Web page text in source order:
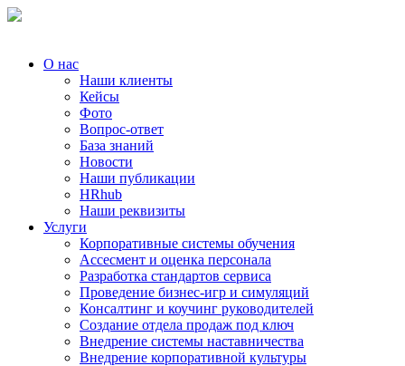
О нас
Наши клиенты
Кейсы
Фото
Вопрос-ответ
База знаний
Новости
Наши публикации
HRhub
Наши реквизиты
Услуги
Корпоративные системы обучения
Ассесмент и оценка персонала
Разработка стандартов сервиса
Проведение бизнес-игр и симуляций
Консалтинг и коучинг руководителей
Создание отдела продаж под ключ
Внедрение системы наставничества
Внедрение корпоративной культуры